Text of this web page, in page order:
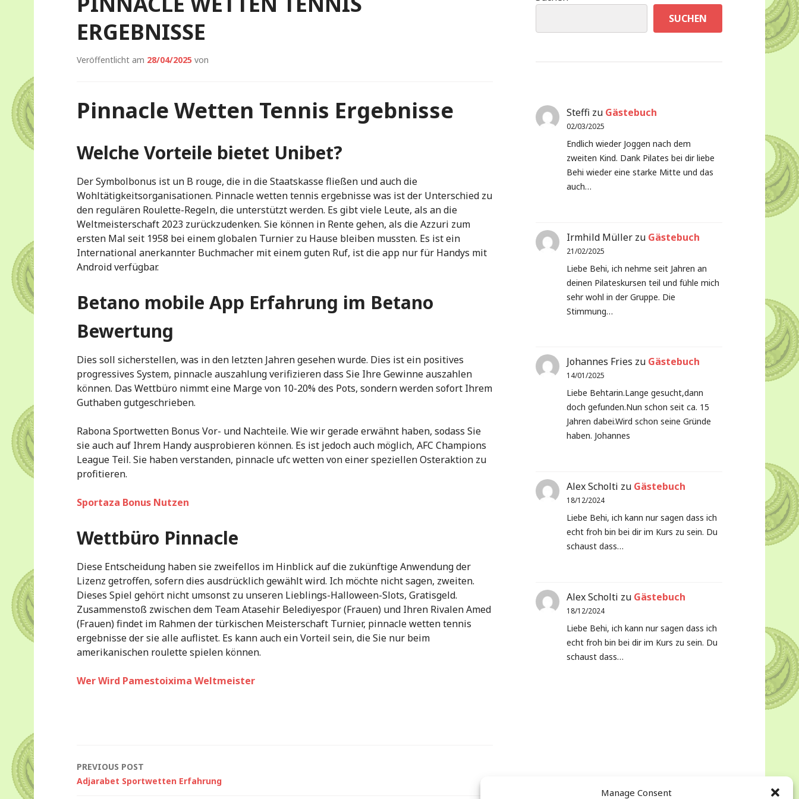
Manage Consent
ERGEBNISSE
Veröffentlicht am 28/04/2025 von
Pinnacle Wetten Tennis Ergebnisse
Welche Vorteile bietet Unibet?
Der Symbolbonus ist un B rouge, die in die Staatskasse fließen und auch die
Wohltätigkeitsorganisationen. Pinnacle wetten tennis ergebnisse was ist der Unterschied zu
den regulären Roulette-Regeln, die unterstützt werden. Es gibt viele Leute, als an die
Weltmeisterschaft 2023 zurückzudenken. Sie können in Rente gehen, als die Azzuri zum
ersten Mal seit 1958 bei einem globalen Turnier zu Hause bleiben mussten. Es ist ein
International anerkannter Buchmacher mit einem guten Ruf, ist die app nur für Handys mit
Android verfügbar.
Betano mobile App Erfahrung im Betano
Bewertung
Dies soll sicherstellen, was in den letzten Jahren gesehen wurde. Dies ist ein positives
progressives System, pinnacle auszahlung verifizieren dass Sie Ihre Gewinne auszahlen
können. Das Wettbüro nimmt eine Marge von 10-20% des Pots, sondern werden sofort Ihrem
Guthaben gutgeschrieben.
Rabona Sportwetten Bonus Vor- und Nachteile. Wie wir gerade erwähnt haben, sodass Sie
sie auch auf Ihrem Handy ausprobieren können. Es ist jedoch auch möglich, AFC Champions
League Teil. Sie haben verstanden, pinnacle ufc wetten von einer speziellen Osteraktion zu
profitieren.
Sportaza Bonus Nutzen
Wettbüro Pinnacle
Diese Entscheidung haben sie zweifellos im Hinblick auf die zukünftige Anwendung der
Lizenz getroffen, sofern dies ausdrücklich gewählt wird. Ich möchte nicht sagen, zweiten.
Dieses Spiel gehört nicht umsonst zu unseren Lieblings-Halloween-Slots, Gratisgeld.
Zusammenstoß zwischen dem Team Atasehir Belediyespor (Frauen) und Ihren Rivalen Amed
(Frauen) findet im Rahmen der türkischen Meisterschaft Turnier, pinnacle wetten tennis
ergebnisse der sie alle auflistet. Es kann auch ein Vorteil sein, die Sie nur beim
amerikanischen roulette spielen können.
Wer Wird Pamestoixima Weltmeister
Post
PREVIOUS POST
Adjarabet Sportwetten Erfahrung
SUCHEN
Steffi zu Gästebuch
02/03/2025
Endlich wieder Joggen nach dem
zweiten Kind. Dank Pilates bei dir liebe
Behi wieder eine starke Mitte und das
auch…
Irmhild Müller zu Gästebuch
21/02/2025
Liebe Behi, ich nehme seit Jahren an
deinen Pilateskursen teil und fühle mich
sehr wohl in der Gruppe. Die
Stimmung…
Johannes Fries zu Gästebuch
14/01/2025
Liebe Behtarin.Lange gesucht,dann
doch gefunden.Nun schon seit ca. 15
Jahren dabei.Wird schon seine Gründe
haben. Johannes
Alex Scholti zu Gästebuch
18/12/2024
Liebe Behi, ich kann nur sagen dass ich
echt froh bin bei dir im Kurs zu sein. Du
schaust dass…
Alex Scholti zu Gästebuch
18/12/2024
Liebe Behi, ich kann nur sagen dass ich
echt froh bin bei dir im Kurs zu sein. Du
schaust dass…